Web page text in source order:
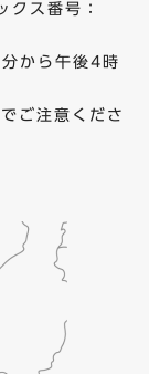
クス番号：
から午後4時
ご注意くださ